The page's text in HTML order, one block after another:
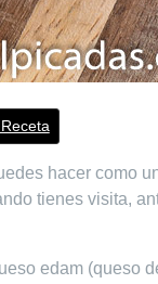
hacer como
tienes visita,
edam (queso